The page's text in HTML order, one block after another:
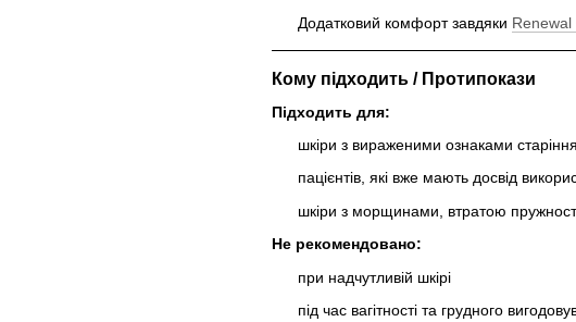
Додатковий комфорт завдяки Renewal
Кому підходить / Протипокази
Підходить для:
шкіри з вираженими ознаками старіння
пацієнтів, які вже мають досвід
шкіри з морщинами, втратою
Не рекомендовано:
при надчутливій шкірі
під час вагітності та грудного